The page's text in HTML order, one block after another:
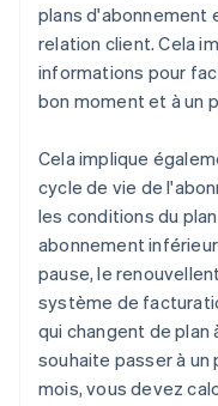
plans d'abonnement
relation client. Cela
informations pour
bon moment et à un
Cela implique
cycle de vie de
les conditions du
abonnement
pause, le
système de
qui changent de plan
souhaite passer à un
mois, vous devez